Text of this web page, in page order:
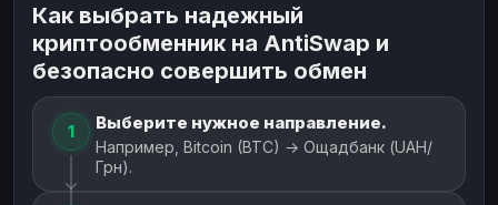
Как выбрать надежный
криптообменник на AntiSwap и
безопасно совершить обмен
1 Выберите нужное направление.
Например, Bitcoin (BTC) → Ощадбанк (UAH/
Грн).